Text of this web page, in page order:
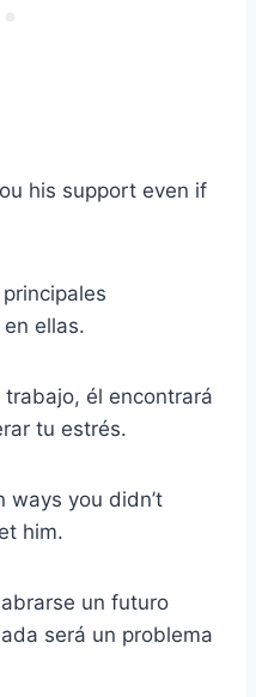
his support even if
ellas.
él encontrará
tu estrés.
ways you didn’t
him.
un futuro
será un problema